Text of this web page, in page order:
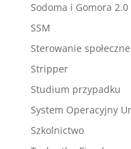
Sodoma i Gomora 2.0
SSM
Sterowanie społeczne
Stripper
Studium przypadku
System Operacyjny
Szkolnictwo